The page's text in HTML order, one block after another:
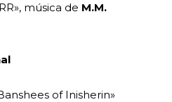
música de M.M.
of Inisherin»